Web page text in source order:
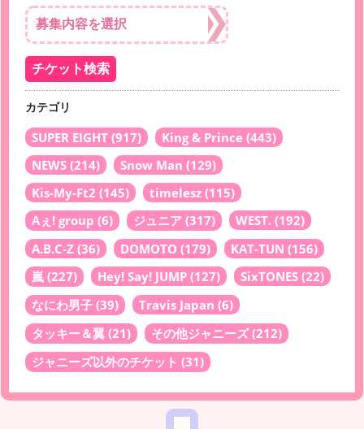
カテゴリ
SUPER EIGHT (917) King & Prince (443)
NEWS (214) Snow Man (129)
Kis-My-Ft2 (145) timelesz (115)
Aぇ! group (6) ジュニア (317) WEST. (192)
A.B.C-Z (36) DOMOTO (179) KAT-TUN (156)
嵐 (227) Hey! Say! JUMP (127) SixTONES (22)
なにわ男子 (39) Travis Japan (6)
タッキー＆翼 (21) その他ジャニーズ(212)
ジャニーズ以外のチケット (31)